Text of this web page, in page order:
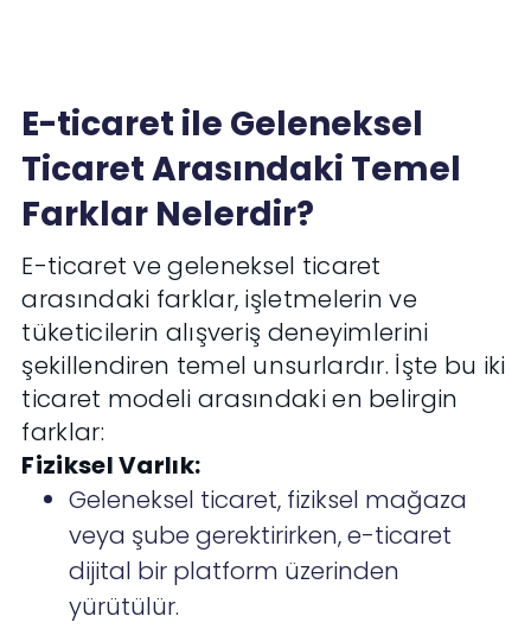
E-ticaret ile Geleneksel
Ticaret Arasındaki Temel
Farklar Nelerdir?
E-ticaret ve geleneksel ticaret
arasındaki farklar, işletmelerin ve
tüketicilerin alışveriş deneyimlerini
şekillendiren temel unsurlardır. İşte bu iki
ticaret modeli arasındaki en belirgin
farklar:
Fiziksel Varlık:
Geleneksel ticaret, fiziksel mağaza
veya şube gerektirirken, e-ticaret
dijital bir platform üzerinden
yürütülür.